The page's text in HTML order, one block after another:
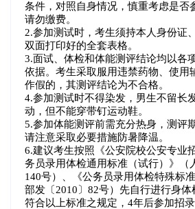
条件，对照自身情况，慎重考虑是否
请勿缴费。
2.参加测试时，考生须持本人身份证
双面打印好的全套表格。
3.面试、体检和体能测评结论均以各
依据。考生采取服用违禁药物、使用
作假的，其测评结论为不合格。
4.参加测试时不得染发，男生不留长
动，但不能穿带钉运动鞋。
5.参加体能测评前需充分热身，测评
请注意采取必要措施防暑降温。
6.建议考生按照《公安院校公安专业
务员录用体检通用标准（试行）》（
140号）、《公务员录用体检特殊标
部发〔2010〕82号）先自行进行身
符合以上标准之规定，4年后参加招